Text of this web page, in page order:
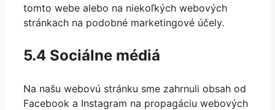
tomto webe alebo na niekoľkých webových
stránkach na podobné marketingové účely.
5.4 Sociálne médiá
Na našu webovú stránku sme zahrnuli obsah od
Facebook a Instagram na propagáciu webových